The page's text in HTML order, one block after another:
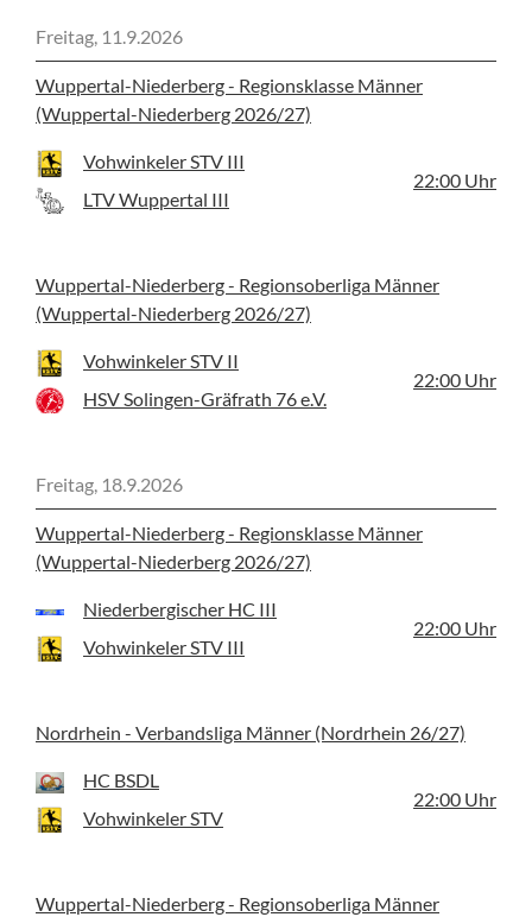
Freitag, 11.9.2026
Wuppertal-Niederberg - Regionsklasse Männer
(Wuppertal-Niederberg 2026/27)
Vohwinkeler STV III
LTV Wuppertal III
22:00 Uhr
Wuppertal-Niederberg - Regionsoberliga Männer
(Wuppertal-Niederberg 2026/27)
Vohwinkeler STV II
HSV Solingen-Gräfrath 76 e.V.
22:00 Uhr
Freitag, 18.9.2026
Wuppertal-Niederberg - Regionsklasse Männer
(Wuppertal-Niederberg 2026/27)
Niederbergischer HC III
Vohwinkeler STV III
22:00 Uhr
Nordrhein - Verbandsliga Männer (Nordrhein 26/27)
HC BSDL
Vohwinkeler STV
22:00 Uhr
Wuppertal-Niederberg - Regionsoberliga Männer